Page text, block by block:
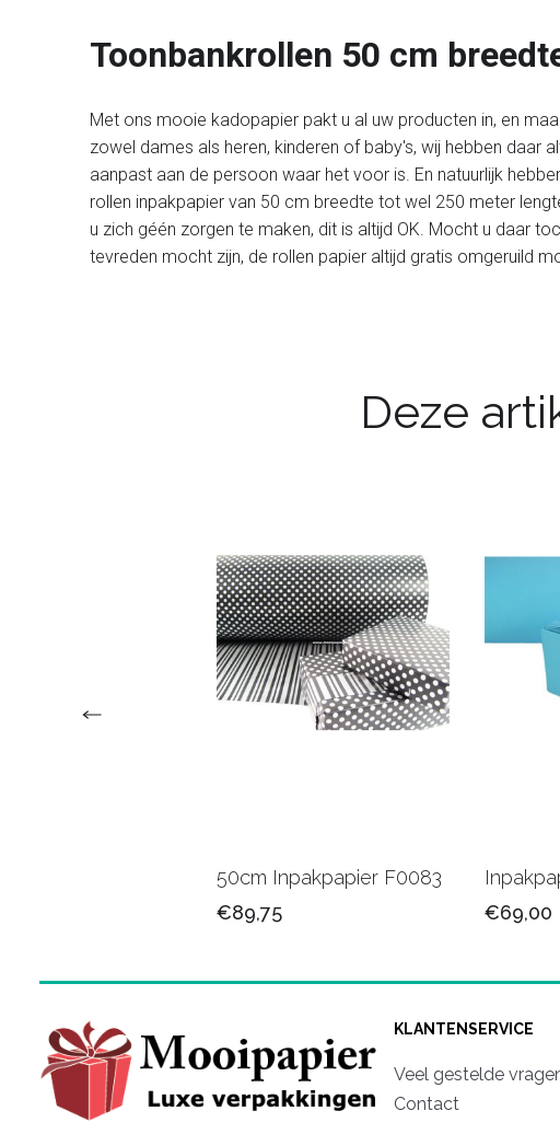
Toonbankrollen 50 cm
Met ons mooie kadopapier pakt u al uw producten in, en
zowel dames als heren, kinderen of baby's, wij hebben daar
aanpast aan de persoon waar het voor is. En natuurlijk
rollen inpakpapier van 50 cm breedte tot wel 250 meter
u zich géén zorgen te maken, dit is altijd OK. Mocht u daar
tevreden mocht zijn, de rollen papier altijd gratis omgeruild
Deze
50cm Inpakpapier F0083
€89,75
€69,00
KLANTENSERVICE
Veel gestelde
Contact